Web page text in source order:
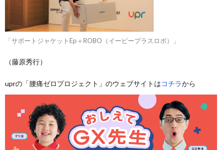
「サポートジャケットEp＋ROBO（イーピープラスロボ）」
（藤原秀行）
uprの「腰痛ゼロプロジェクト」のウェブサイトはコチラから